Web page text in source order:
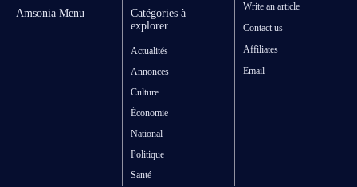
Amsonia Menu
Catégories à
explorer
Actualités
Annonces
Culture
Économie
National
Politique
Santé
Write an article
Contact us
Affiliates
Email